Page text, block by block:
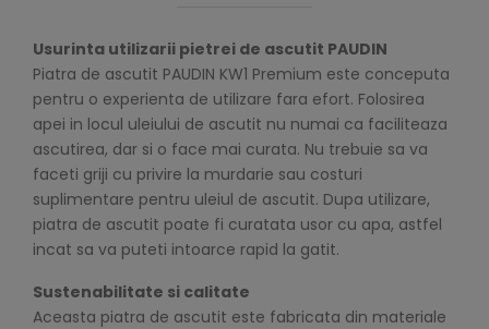
Usurinta utilizarii pietrei de ascutit PAUDIN
Piatra de ascutit PAUDIN KW1 Premium este conceputa
pentru o experienta de utilizare fara efort. Folosirea
apei in locul uleiului de ascutit nu numai ca faciliteaza
ascutirea, dar si o face mai curata. Nu trebuie sa va
faceti griji cu privire la murdarie sau costuri
suplimentare pentru uleiul de ascutit. Dupa utilizare,
piatra de ascutit poate fi curatata usor cu apa, astfel
incat sa va puteti intoarce rapid la gatit.
Sustenabilitate si calitate
Aceasta piatra de ascutit este fabricata din materiale